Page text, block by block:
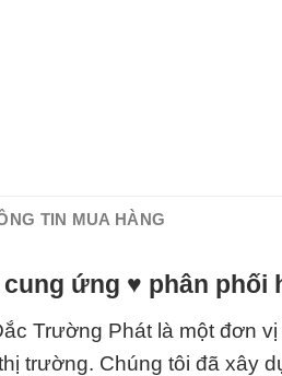
TIN MUA HÀNG
ứng ♥ phân phối
Trường Phát là một đơn
trường. Chúng tôi đã xây